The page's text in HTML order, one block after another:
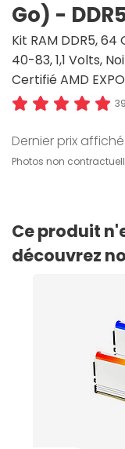
Go) -
Kit RAM DDR5,
40-83, 1,1 Volts,
Certifié AMD EXPO
Dernier prix affiché
Photos non
Ce produit
découvrez